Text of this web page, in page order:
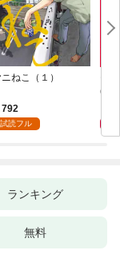
ねこ（１）
792
試読フル
6・
ランキング
無料